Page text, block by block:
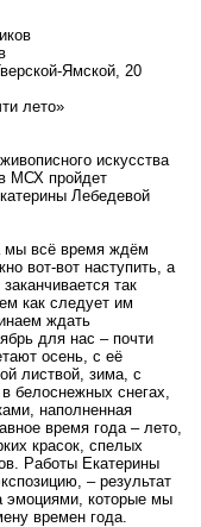
Ямской, 20
лето»
искусства
МСХ пройдет
Лебедевой
мы всё время ждём
вот-вот наступить, а
так
как следует им
ждать
для нас – почти
осень, с её
листвой, зима, с
белоснежных снегах,
наполненная
время года – лето,
красок, спелых
Работы Екатерины
– результат
эмоциями, которые мы
времен года.